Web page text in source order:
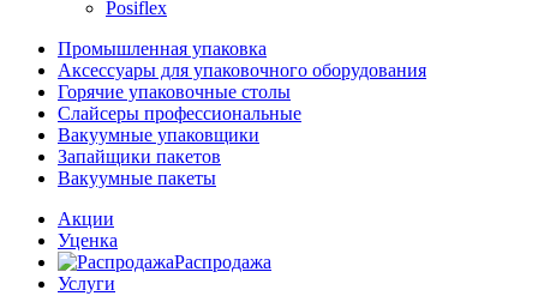
Posiflex
Промышленная упаковка
Аксессуары для упаковочного оборудования
Горячие упаковочные столы
Слайсеры профессиональные
Вакуумные упаковщики
Запайщики пакетов
Вакуумные пакеты
Акции
Уценка
Распродажа
Услуги